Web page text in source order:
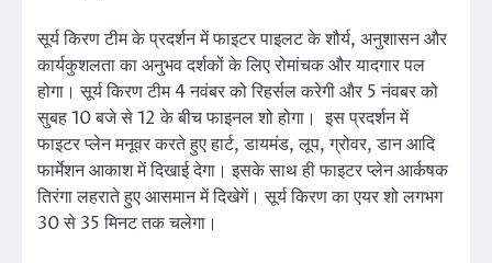
सूर्य किरण टीम के प्रदर्शन में फाइटर पाइलट के शौर्य, अनुशासन और
कार्यकुशलता का अनुभव दर्शकों के लिए रोमांचक और यादगार पल
होगा। सूर्य किरण टीम 4 नवंबर को रिहर्सल करेगी और 5 नंवबर को
सुबह 10 बजे से 12 के बीच फाइनल शो होगा। इस प्रदर्शन में
फाइटर प्लेन मनूवर करते हुए हार्ट, डायमंड, लूप, ग्रोवर, डान आदि
फार्मेशन आकाश में दिखाई देगा। इसके साथ ही फाइटर प्लेन आर्कषक
तिरंगा लहराते हुए आसमान में दिखेगें। सूर्य किरण का एयर शो लगभग
30 से 35 मिनट तक चलेगा।